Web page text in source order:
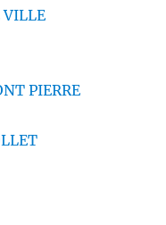
VILLE
PIERRE